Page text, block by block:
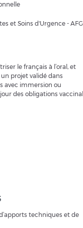
et Soins d'Urgence -
le français à l’oral, et
projet validé dans
avec immersion ou
des obligations
techniques et de